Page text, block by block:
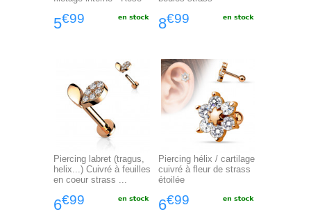
5€99 8€99
Piercing labret (tragus,
helix...) Cuivré à feuilles
en coeur strass ...
6€99
Piercing hélix / cartilage
cuivré à fleur de strass
étoilée
6€99